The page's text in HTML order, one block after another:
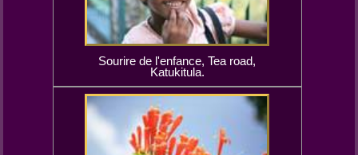
Sourire de l'enfance, Tea road,
Katukitula.